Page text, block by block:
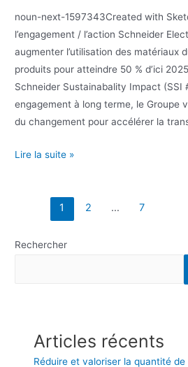
noun-next-1597343Created with
l’engagement / l’action Schneider
augmenter l’utilisation des matériaux
produits pour atteindre 50 % d’ici
Schneider Sustainabality Impact (SSI
engagement à long terme, le Groupe
du changement pour accélérer la
Lire la suite »
1 2 … 7
Rechercher
Articles récents
Réduire et valoriser la quantité